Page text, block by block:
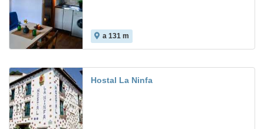
a 131 m
Hostal La Ninfa